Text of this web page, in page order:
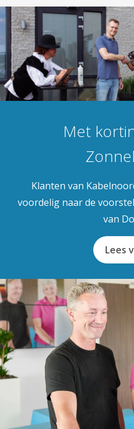
Met
Klanten van
voordelig naar de
van
Lees